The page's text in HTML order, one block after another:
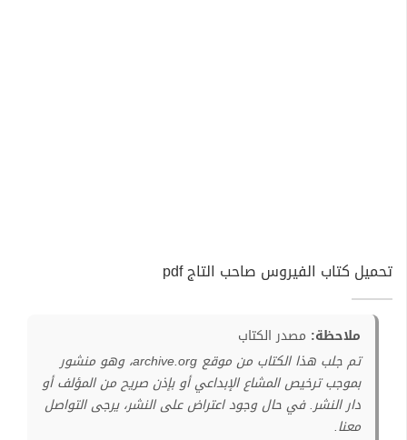
تحميل كتاب الفيروس صاحب التاج pdf
ملاحظة: مصدر الكتاب
تم جلب هذا الكتاب من موقع archive.org، وهو منشور
بموجب ترخيص المشاع الإبداعي أو بإذن صريح من المؤلف أو
دار النشر. في حال وجود اعتراض على النشر، يرجى التواصل
معنا.